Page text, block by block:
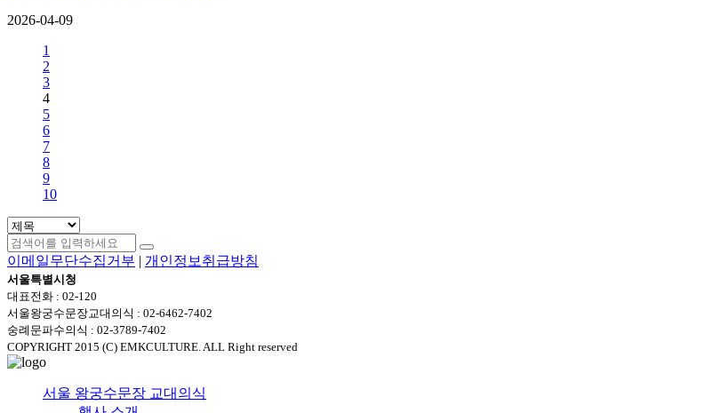
2026-04-09
1
2
3
4
5
6
7
8
9
10
이메일무단수집거부 | 개인정보취급방침
서울특별시청
대표전화 : 02-120
서울왕궁수문장교대의식 : 02-6462-7402
숭례문파수의식 : 02-3789-7402
COPYRIGHT 2015 (C) EMKCULTURE. ALL Right reserved
서울 왕궁수문장 교대의식